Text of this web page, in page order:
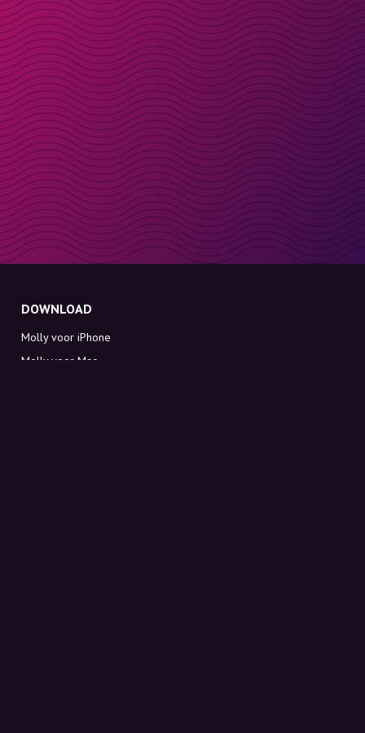
DOWNLOAD
Molly voor iPhone
Molly voor Mac